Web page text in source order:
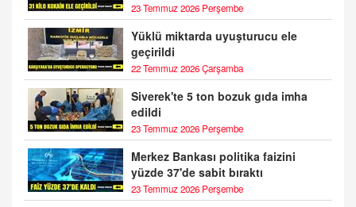
23 Temmuz 2026 Perşembe
Yüklü miktarda uyuşturucu ele
geçirildi
22 Temmuz 2026 Çarşamba
Siverek'te 5 ton bozuk gıda imha
edildi
23 Temmuz 2026 Perşembe
Merkez Bankası politika faizini
yüzde 37'de sabit bıraktı
23 Temmuz 2026 Perşembe